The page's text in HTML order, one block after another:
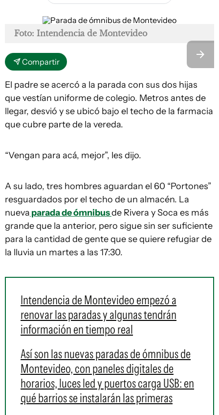
Foto: Intendencia de Montevideo
Compartir
El padre se acercó a la parada con sus dos hijas
que vestían uniforme de colegio. Metros antes de
llegar, desvió y se ubicó bajo el techo de la farmacia
que cubre parte de la vereda.
“Vengan para acá, mejor”, les dijo.
A su lado, tres hombres aguardan el 60 “Portones”
resguardados por el techo de un almacén. La
nueva parada de ómnibusde Rivera y Soca es más
grande que la anterior, pero sigue sin ser suficiente
para la cantidad de gente que se quiere refugiar de
la lluvia un martes a las 17:30.
Intendencia de Montevideo empezó a
renovar las paradas y algunas tendrán
información en tiempo real
Así son las nuevas paradas de ómnibus de
Montevideo, con paneles digitales de
horarios, luces led y puertos carga USB: en
qué barrios se instalarán las primeras